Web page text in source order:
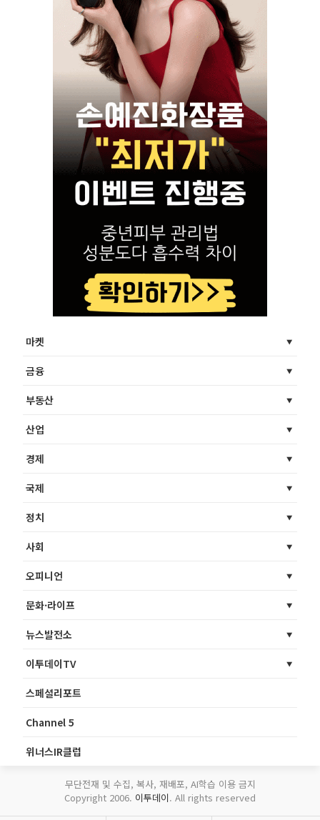
마켓
금융
부동산
산업
경제
국제
정치
사회
오피니언
문화·라이프
뉴스발전소
이투데이TV
스페셜리포트
Channel 5
위너스IR클럽
무단전재 및 수집, 복사, 재배포, AI학습 이용 금지
Copyright 2006. 이투데이. All rights reserved